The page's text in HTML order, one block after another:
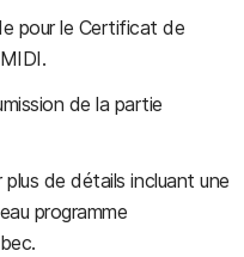
pour le Certificat de
de la partie
de détails incluant une
programme